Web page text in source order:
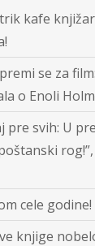
kafe
se za
o Enoli
pre svih: U
cele godine!
knjige